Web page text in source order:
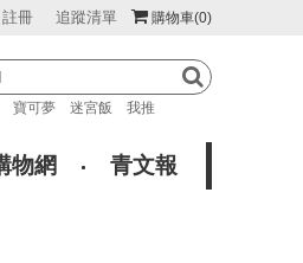
購物車(0)
註冊 追蹤清單
寶可夢 迷宮飯 我推
蘭 馬來西亞
物網 青文報